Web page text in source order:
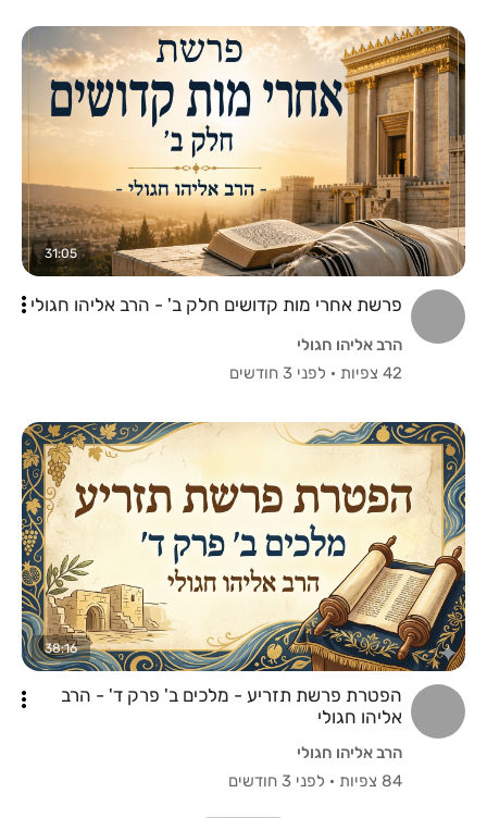
31:05
פרשת אחרי מות קדושים חלק ב' - הרב אליהו חגולי
הרב אליהו חגולי
42 צפיות
· לפני 3 חודשים
38:16
הפטרת פרשת תזריע - מלכים ב' פרק ד' - הרב
אליהו חגולי
הרב אליהו חגולי
84 צפיות
· לפני 3 חודשים